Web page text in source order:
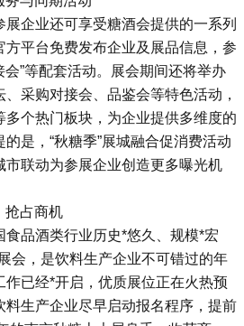
展企业还可享受糖酒会提供的一系列
平台免费发布企业及展品信息，参
会”等配套活动。展会期间还将举办
采购对接会、品鉴会等特色活动，
个热门板块，为企业提供多维度的
是，“秋糖季”展城融合促消费活动
市联动为参展企业创造更多曝光机
抢占商机
食品酒类行业历史*悠久、规模*宏
会，是饮料生产企业不可错过的年
作已经*开启，优质展位正在火热预
料生产企业尽早启动报名程序，提前